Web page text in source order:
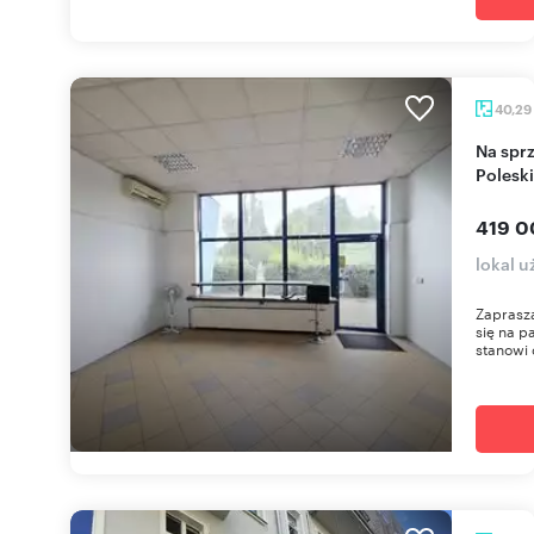
40,29
Na sprzedaż funkcjonalny lokal 40,29 m² przy ul.
419
lokal
się na
stanowi